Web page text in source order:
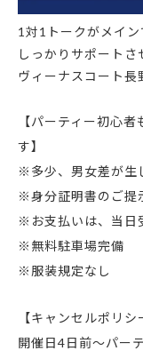
1対1トークがメイン
しっかりサポート
ヴィーナスコート長
【パーティー初心
す】
※多少、男女差が生
※身分証明書のご提
※お支払いは、当日
※無料駐車場完備
※服装規定なし
【キャンセルポリシ
開催日4日前～パ